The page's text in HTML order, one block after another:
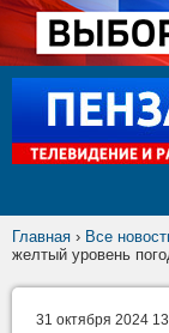
Главная › Все
желтый уровень
31 октября 2024